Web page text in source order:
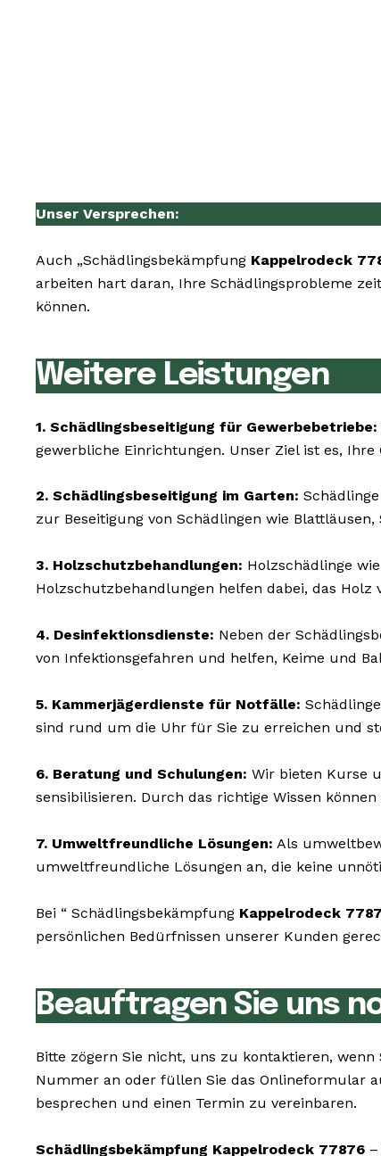
Unser Versprechen:
Auch „Schädlingsbekämpfung Kappelrodeck
arbeiten hart daran, Ihre Schädlingsprobleme
können.
Weitere Leistungen
1. Schädlingsbeseitigung für Gewerbebetriebe:
gewerbliche Einrichtungen. Unser Ziel ist es,
2. Schädlingsbeseitigung im Garten:
zur Beseitigung von Schädlingen wie
3. Holzschutzbehandlungen: Holzschädlinge
Holzschutzbehandlungen helfen dabei, das
4. Desinfektionsdienste: Neben der
von Infektionsgefahren und helfen, Keime und
5. Kammerjägerdienste für Notfälle:
sind rund um die Uhr für Sie zu erreichen und
6. Beratung und Schulungen: Wir bieten Kurse
sensibilisieren. Durch das richtige Wissen
7. Umweltfreundliche Lösungen: Als
umweltfreundliche Lösungen an, die keine
Bei “ Schädlingsbekämpfung Kappelrodeck
persönlichen Bedürfnissen unserer Kunden
Beauftragen Sie uns
Bitte zögern Sie nicht, uns zu kontaktieren,
Nummer an oder füllen Sie das Onlineformular
besprechen und einen Termin zu vereinbaren.
Schädlingsbekämpfung Kappelrodeck 77876